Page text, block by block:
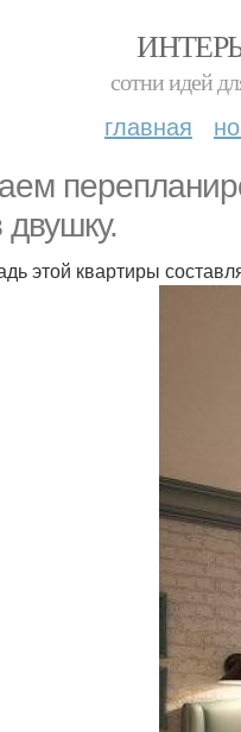
сотни идей
главная
двушку.
этой квартиры